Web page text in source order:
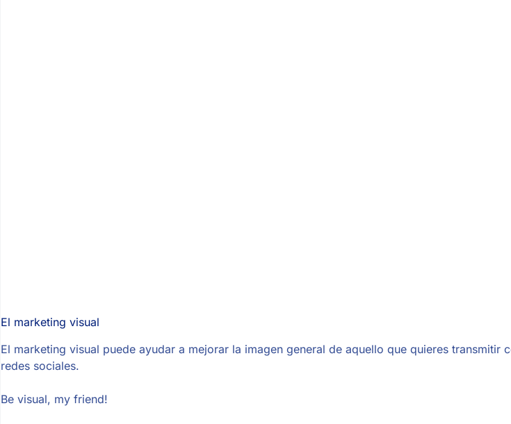
El marketing visual
El marketing visual puede ayudar a mejorar la imagen general de aquello que quieres transmitir
redes sociales.
Be visual, my friend!